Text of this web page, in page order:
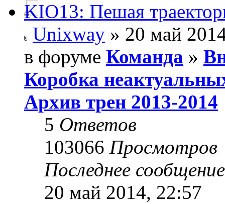
KIO13: Пешая
Unixway » 20 май
в форуме Команда »
Коробка
Архив трен 2013-2014
5 Ответов
103066 Просмотров
Последнее
20 май 2014, 22:57